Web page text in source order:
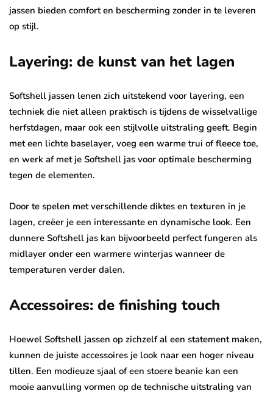
jassen bieden comfort en bescherming zonder in te leveren
op stijl.
Layering: de kunst van het lagen
Softshell jassen lenen zich uitstekend voor layering, een
techniek die niet alleen praktisch is tijdens de wisselvallige
herfstdagen, maar ook een stijlvolle uitstraling geeft. Begin
met een lichte baselayer, voeg een warme trui of fleece toe,
en werk af met je Softshell jas voor optimale bescherming
tegen de elementen.
Door te spelen met verschillende diktes en texturen in je
lagen, creëer je een interessante en dynamische look. Een
dunnere Softshell jas kan bijvoorbeeld perfect fungeren als
midlayer onder een warmere winterjas wanneer de
temperaturen verder dalen.
Accessoires: de finishing touch
Hoewel Softshell jassen op zichzelf al een statement maken,
kunnen de juiste accessoires je look naar een hoger niveau
tillen. Een modieuze sjaal of een stoere beanie kan een
mooie aanvulling vormen op de technische uitstraling van